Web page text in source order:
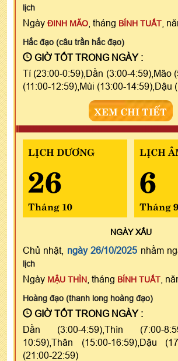
lịch
Ngày ĐINH MÃO , tháng BÍNH TUẤT ,
Hắc đạo (câu trần hắc đạo)
GIỜ TỐT TRONG NGÀY :
Tí (23:00-0:59),Dần (3:00-4:59),Mão
(11:00-12:59),Mùi (13:00-14:59),Dậu
XEM CHI TIẾT
LỊCH DƯƠNG
26
Tháng 10
LỊCH
6
Tháng 9
NGÀYXẤU
Chủ nhật, ngày 26/10/2025 nhằm
lịch
Ngày MẬU THÌN , tháng BÍNH TUẤT ,
Hoàng đạo (thanh long hoàng đạo)
GIỜ TỐT TRONG NGÀY :
Dần (3:00-4:59),Thìn (7:00-
10:59),Thân (15:00-16:59),Dậu
(21:00-22:59)